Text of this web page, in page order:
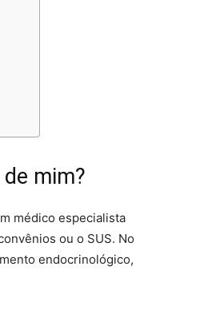
mim?
médico especialista
ou o SUS. No
endocrinológico,